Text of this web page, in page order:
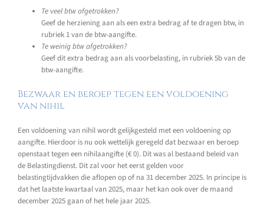
Te veel btw afgetrokken?
Geef de herziening aan als een extra bedrag af te dragen btw, in
rubriek 1 van de btw-aangifte.
Te weinig btw afgetrokken?
Geef dit extra bedrag aan als voorbelasting, in rubriek 5b van de
btw-aangifte.
Bezwaar en beroep tegen een voldoening
van nihil
Een voldoening van nihil wordt gelijkgesteld met een voldoening op
aangifte. Hierdoor is nu ook wettelijk geregeld dat bezwaar en beroep
openstaat tegen een nihilaangifte (€ 0). Dit was al bestaand beleid van
de Belastingdienst. Dit zal voor het eerst gelden voor
belastingtijdvakken die aflopen op of na 31 december 2025. In principe is
dat het laatste kwartaal van 2025, maar het kan ook over de maand
december 2025 gaan of het hele jaar 2025.